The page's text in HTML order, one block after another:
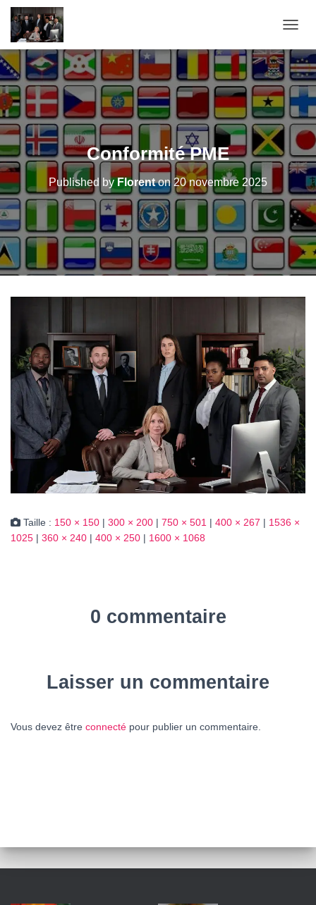
Conformité PME
Published byFlorenton 20 novembre 2025
Taille : 150 × 150 | 300 × 200 | 750 × 501 | 400 × 267 | 1536 ×
1025 | 360 × 240 | 400 × 250 | 1600 × 1068
0 commentaire
Laisser un commentaire
Vous devez être connecté pour publier un commentaire.